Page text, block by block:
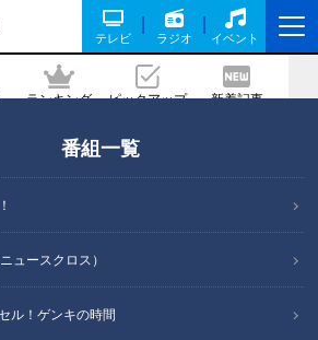
テレビ ラジオ イベント
ランキング ピックアップ 新着記事
番組一覧
ュースクロス）
ル！ゲンキの時間
子獅子」【OMATSURI